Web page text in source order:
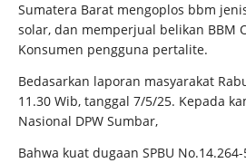
Sumatera Barat mengoplos bbm
solar, dan memperjual belikan BBM
Konsumen pengguna pertalite.
Bedasarkan laporan masyarakat
11.30 Wib, tanggal 7/5/25. Kepada
Nasional DPW Sumbar,
Bahwa kuat dugaan SPBU